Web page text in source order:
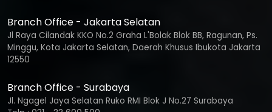
Branch Office - Jakarta Selatan
Jl Raya Cilandak KKO No.2 Graha L'Bolak Blok BB, Ragunan, Ps.
Minggu, Kota Jakarta Selatan, Daerah Khusus Ibukota Jakarta
12550
Branch Office - Surabaya
Jl. Ngagel Jaya Selatan Ruko RMI Blok J No.27 Surabaya